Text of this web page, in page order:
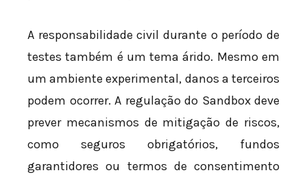
A responsabilidade civil durante o período de
testes também é um tema árido. Mesmo em
um ambiente experimental, danos a terceiros
podem ocorrer. A regulação do Sandbox deve
prever mecanismos de mitigação de riscos,
como seguros obrigatórios, fundos
garantidores ou termos de consentimento